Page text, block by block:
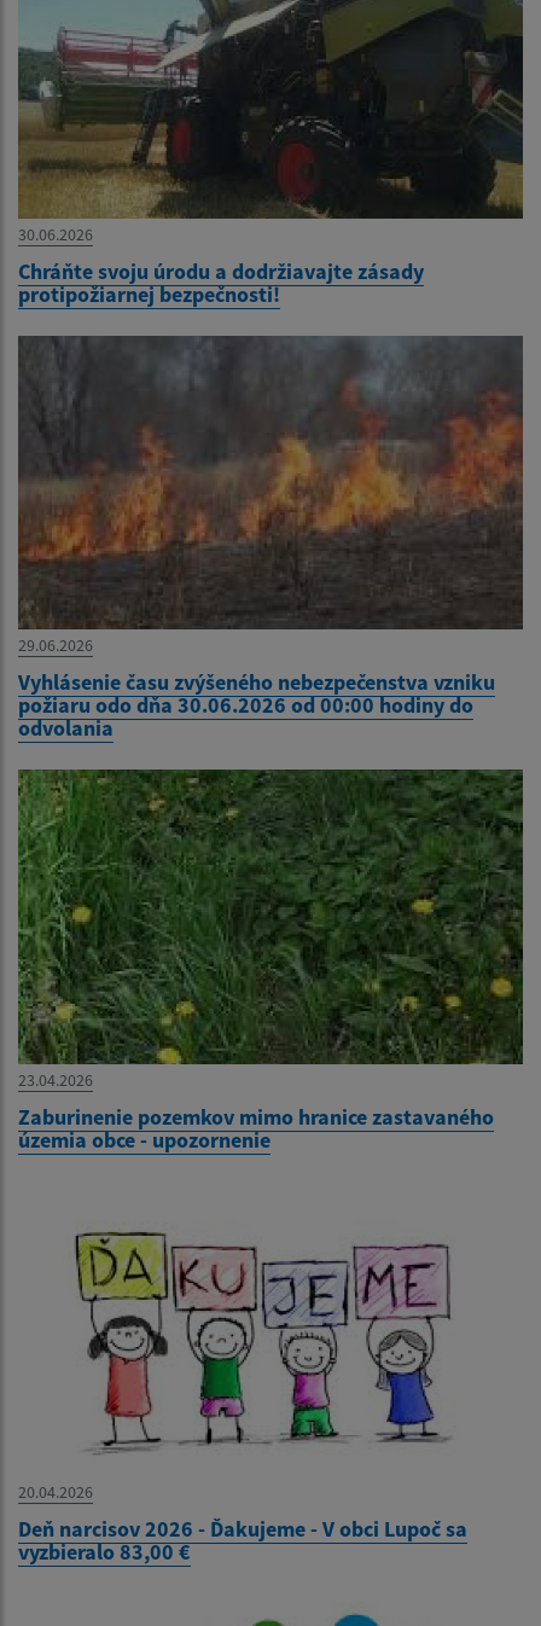
30.06.2026
Chráňte svoju úrodu a dodržiavajte zásady
protipožiarnej bezpečnosti!
29.06.2026
Vyhlásenie času zvýšeného nebezpečenstva vzniku
požiaru odo dňa 30.06.2026 od 00:00 hodiny do
odvolania
23.04.2026
Zaburinenie pozemkov mimo hranice zastavaného
územia obce - upozornenie
20.04.2026
Deň narcisov 2026 - Ďakujeme - V obci Lupoč sa
vyzbieralo 83,00 €